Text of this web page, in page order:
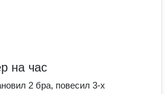
на час
2 бра, повесил 3-х